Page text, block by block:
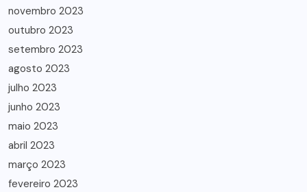
novembro 2023
outubro 2023
setembro 2023
agosto 2023
julho 2023
junho 2023
maio 2023
abril 2023
março 2023
fevereiro 2023